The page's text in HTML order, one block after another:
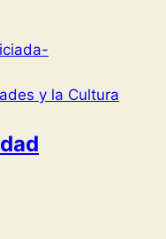
y la Cultura